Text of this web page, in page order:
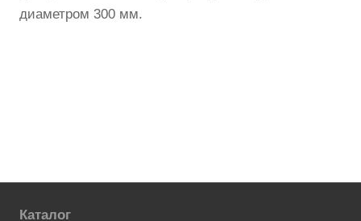
диаметром 300 мм.
Каталог